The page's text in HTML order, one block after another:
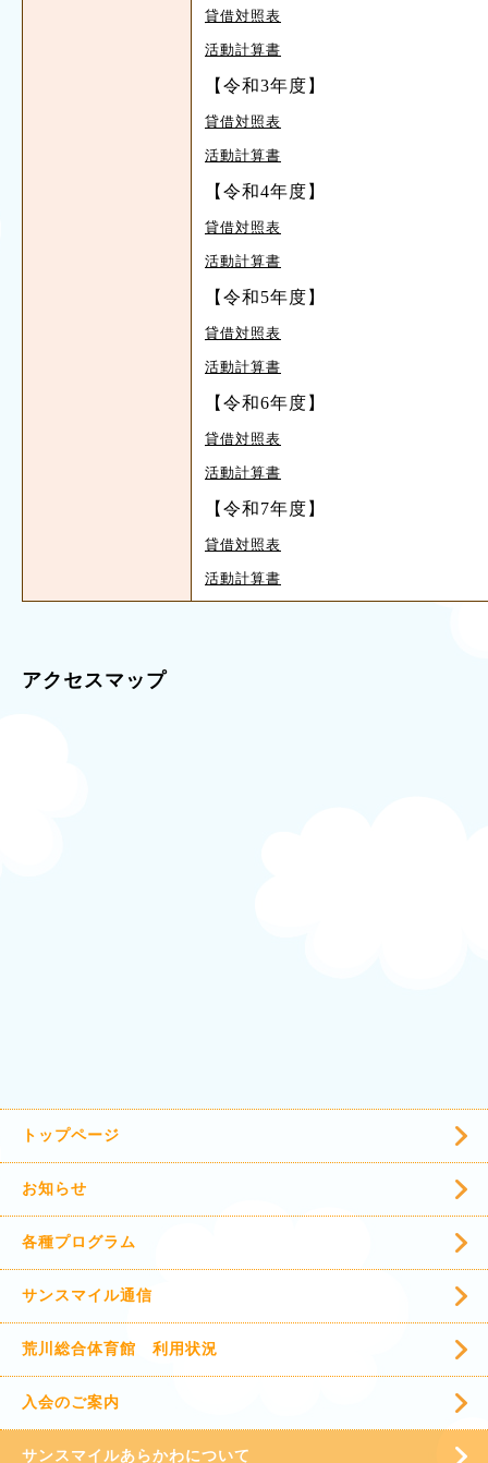
貸借対照表
活動計算書
【令和3年度】
貸借対照表
活動計算書
【令和4年度】
貸借対照表
活動計算書
【令和5年度】
貸借対照表
活動計算書
【令和6年度】
貸借対照表
活動計算書
【令和7年度】
貸借対照表
活動計算書
アクセスマップ
トップページ
お知らせ
各種プログラム
サンスマイル通信
荒川総合体育館 利用状況
入会のご案内
サンスマイルあらかわについて